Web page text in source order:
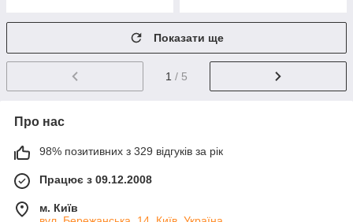
Показати ще
1 / 5
Про нас
98% позитивних з 329 відгуків за рік
Працює з 09.12.2008
м. Київ